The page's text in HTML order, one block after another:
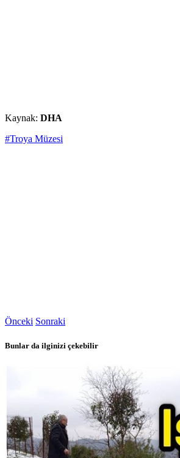
Kaynak: DHA
#Troya Müzesi
Önceki Sonraki
Bunlar da ilginizi çekebilir